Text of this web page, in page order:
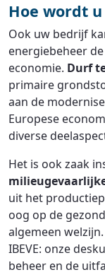
Hoe wordt
Ook uw bedrijf
energiebeheer
economie. Durf
primaire
aan de
Europese
diverse
Het is ook zaak
uit het
oog op de
algemeen
IBEVE: onze
beheer en de